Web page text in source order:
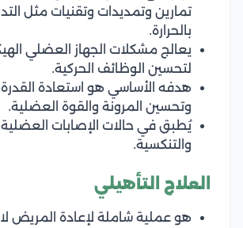
تمارين وتمديدات وتقنيات مثل
بالحرارة.
يعالج مشكلات الجهاز العضلي
لتحسين الوظائف الحركية.
هدفه الأساسي هو استعادة القدرة
وتحسين المرونة والقوة العضلية.
يُطبق في حالات الإصابات
والتنكسية.
العلاج التأهيلي
هو عملية شاملة لإعادة المريض